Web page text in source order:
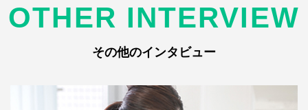
OTHER INTERVIEW
その他のインタビュー